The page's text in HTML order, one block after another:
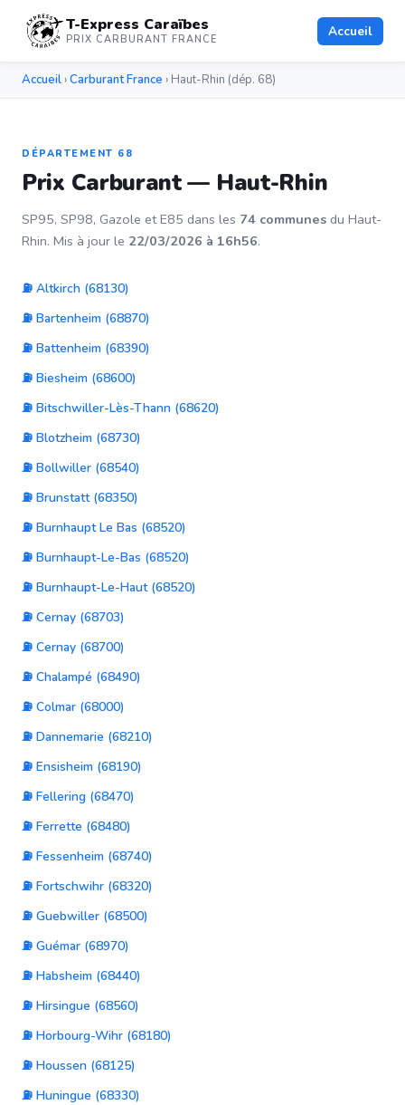
T-Express Caraïbes
PRIX CARBURANT FRANCE Accueil
Accueil ›Carburant France › Haut-Rhin (dép. 68)
DÉPARTEMENT 68
Prix Carburant — Haut-Rhin
SP95, SP98, Gazole et E85 dans les 74 communes du Haut-
Rhin. Mis à jour le 22/03/2026 à 16h56.
⛽ Altkirch (68130)
⛽ Bartenheim (68870)
⛽ Battenheim (68390)
⛽ Biesheim (68600)
⛽ Bitschwiller-Lès-Thann (68620)
⛽ Blotzheim (68730)
⛽ Bollwiller (68540)
⛽ Brunstatt (68350)
⛽ Burnhaupt Le Bas (68520)
⛽ Burnhaupt-Le-Bas (68520)
⛽ Burnhaupt-Le-Haut (68520)
⛽ Cernay (68703)
⛽ Cernay (68700)
⛽ Chalampé (68490)
⛽ Colmar (68000)
⛽ Dannemarie (68210)
⛽ Ensisheim (68190)
⛽ Fellering (68470)
⛽ Ferrette (68480)
⛽ Fessenheim (68740)
⛽ Fortschwihr (68320)
⛽ Guebwiller (68500)
⛽ Guémar (68970)
⛽ Habsheim (68440)
⛽ Hirsingue (68560)
⛽ Horbourg-Wihr (68180)
⛽ Houssen (68125)
⛽ Huningue (68330)